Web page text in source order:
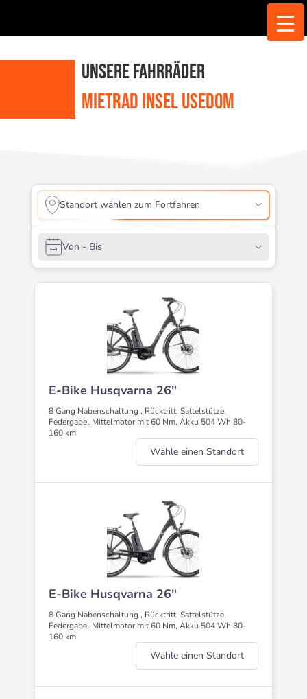
Unsere Fahrräder
Mietrad Insel Usedom